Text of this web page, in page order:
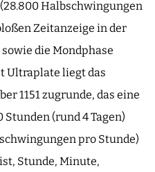
Halbschwingungen
Zeitanzeige in der
sowie die Mondphase
Ultraplate liegt das
1151 zugrunde, das eine
Stunden (rund 4 Tagen)
pro Stunde)
Stunde, Minute,